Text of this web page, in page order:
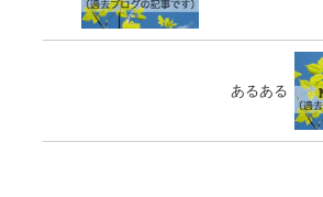
あるある